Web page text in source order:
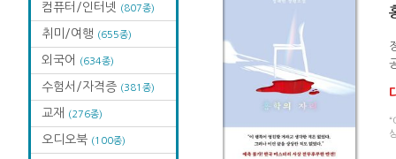
컴퓨터/인터넷 (807종)
취미/여행 (655종)
외국어 (634종)
수험서/자격증 (381종)
교재 (276종)
오디오북 (100종)
“